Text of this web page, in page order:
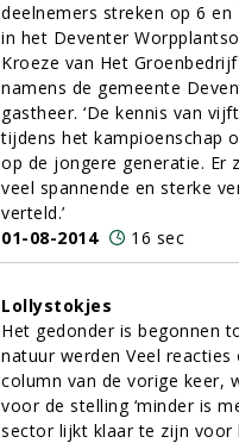
deelnemers streken op 6 en
in het Deventer
Kroeze van Het
namens de gemeente
gastheer. ‘De kennis van
tijdens het kampioenschap
op de jongere generatie. Er
veel spannende en sterke
verteld.’
01-08-2014
16 sec
Lollystokjes
Het gedonder is begonnen
natuur werden Veel reacties
column van de vorige keer,
voor de stelling ‘minder is
sector lijkt klaar te zijn voor